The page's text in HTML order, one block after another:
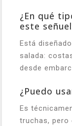
¿En qué
este
Está
salada:
desde
¿Puedo
Es
truchas, pero